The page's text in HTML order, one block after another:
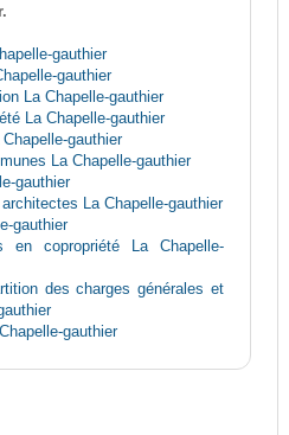
gauthier
gauthier
La Chapelle-gauthier
La Chapelle-gauthier
gauthier
La Chapelle-gauthier
gauthier
La Chapelle-gauthier
gauthier
en copropriété La Chapelle-
des charges générales et
gauthier